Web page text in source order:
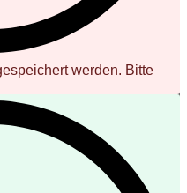
werden. Bitte